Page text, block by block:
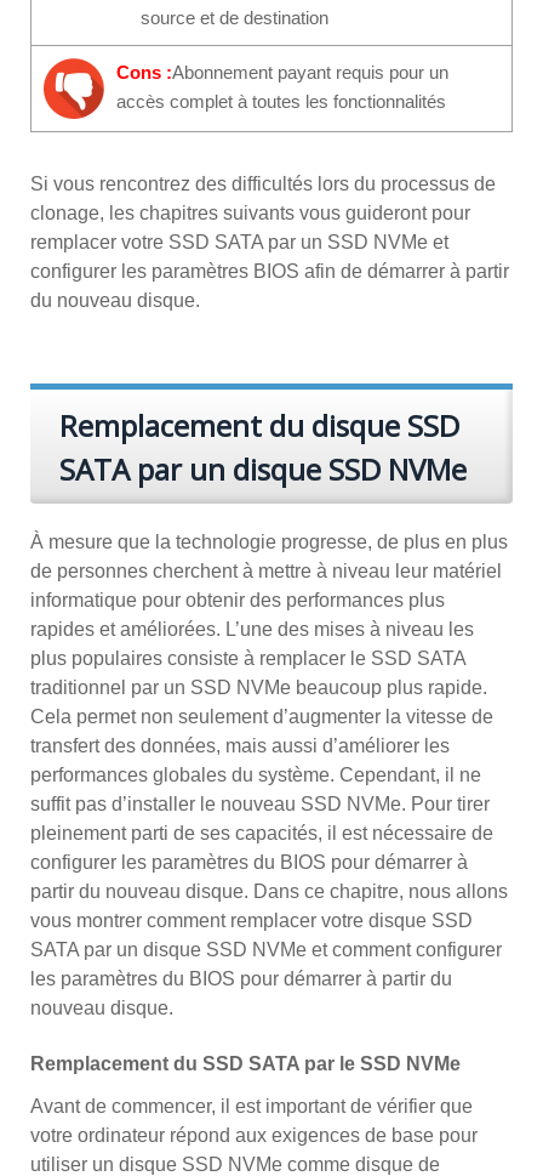
source et de destination
Cons :Abonnement payant requis pour un
accès complet à toutes les fonctionnalités
Si vous rencontrez des difficultés lors du processus de
clonage, les chapitres suivants vous guideront pour
remplacer votre SSD SATA par un SSD NVMe et
configurer les paramètres BIOS afin de démarrer à partir
du nouveau disque.
Remplacement du disque SSD
SATA par un disque SSD NVMe
À mesure que la technologie progresse, de plus en plus
de personnes cherchent à mettre à niveau leur matériel
informatique pour obtenir des performances plus
rapides et améliorées. L’une des mises à niveau les
plus populaires consiste à remplacer le SSD SATA
traditionnel par un SSD NVMe beaucoup plus rapide.
Cela permet non seulement d’augmenter la vitesse de
transfert des données, mais aussi d’améliorer les
performances globales du système. Cependant, il ne
suffit pas d’installer le nouveau SSD NVMe. Pour tirer
pleinement parti de ses capacités, il est nécessaire de
configurer les paramètres du BIOS pour démarrer à
partir du nouveau disque. Dans ce chapitre, nous allons
vous montrer comment remplacer votre disque SSD
SATA par un disque SSD NVMe et comment configurer
les paramètres du BIOS pour démarrer à partir du
nouveau disque.
Remplacement du SSD SATA par le SSD NVMe
Avant de commencer, il est important de vérifier que
votre ordinateur répond aux exigences de base pour
utiliser un disque SSD NVMe comme disque de